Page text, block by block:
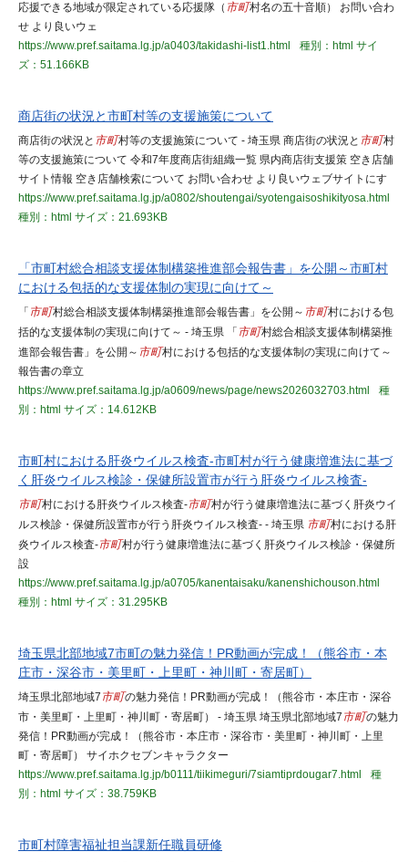
応援できる地域が限定されている応援隊（ 市町村名の五十音順） お問い合わ
せ より良いウェ
https://www.pref.saitama.lg.jp/a0403/takidashi-list1.html
種別：html サイ
ズ：51.166KB
商店街の状況と市町村等の支援施策について
商店街の状況と 市町村等の支援施策について - 埼玉県 商店街の状況と 市町村
等の支援施策について 令和7年度商店街組織一覧 県内商店街支援策 空き店舗
サイト情報 空き店舗検索について お問い合わせ より良いウェブサイトにす
https://www.pref.saitama.lg.jp/a0802/shoutengai/syotengaisoshikityosa.html
種別：html サイズ：21.693KB
「市町村総合相談支援体制構築推進部会報告書」を公開～市町村
における包括的な支援体制の実現に向けて～
「 市町村総合相談支援体制構築推進部会報告書」を公開～ 市町村における包
括的な支援体制の実現に向けて～ - 埼玉県 「 市町村総合相談支援体制構築推
進部会報告書」を公開～ 市町村における包括的な支援体制の実現に向けて～
報告書の章立
https://www.pref.saitama.lg.jp/a0609/news/page/news2026032703.html
種
別：html サイズ：14.612KB
市町村における肝炎ウイルス検査-市町村が行う健康増進法に基づ
く肝炎ウイルス検診・保健所設置市が行う肝炎ウイルス検査-
市町村における肝炎ウイルス検査-市町村が行う健康増進法に基づく肝炎ウイ
ルス検診・保健所設置市が行う肝炎ウイルス検査- - 埼玉県 市町村における肝
炎ウイルス検査-市町村が行う健康増進法に基づく肝炎ウイルス検診・保健所
設
https://www.pref.saitama.lg.jp/a0705/kanentaisaku/kanenshichouson.html
種別：html サイズ：31.295KB
埼玉県北部地域7市町の魅力発信！PR動画が完成！（熊谷市・本
庄市・深谷市・美里町・上里町・神川町・寄居町）
埼玉県北部地域7 市町の魅力発信！PR動画が完成！（熊谷市・本庄市・深谷
市・美里町・上里町・神川町・寄居町） - 埼玉県 埼玉県北部地域7 市町の魅力
発信！PR動画が完成！（熊谷市・本庄市・深谷市・美里町・神川町・上里
町・寄居町） サイホクセブンキャラクター
https://www.pref.saitama.lg.jp/b0111/tiikimeguri/7siamtiprdougar7.html
種
別：html サイズ：38.759KB
市町村障害福祉担当課新任職員研修